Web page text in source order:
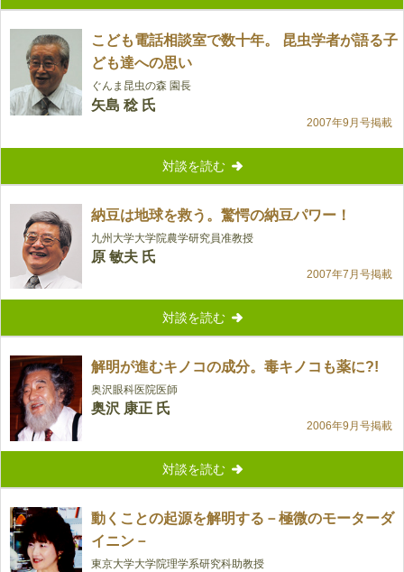
こども電話相談室で数十年。 昆虫学者が語る子
ども達への思い
ぐんま昆虫の森 園長
矢島 稔 氏
2007年9月号掲載
対談を読む
納豆は地球を救う。驚愕の納豆パワー！
九州大学大学院農学研究員准教授
原 敏夫 氏
2007年7月号掲載
対談を読む
解明が進むキノコの成分。毒キノコも薬に?!
奥沢眼科医院医師
奥沢 康正 氏
2006年9月号掲載
対談を読む
動くことの起源を解明する－極微のモーターダ
イニン－
東京大学大学院理学系研究科助教授